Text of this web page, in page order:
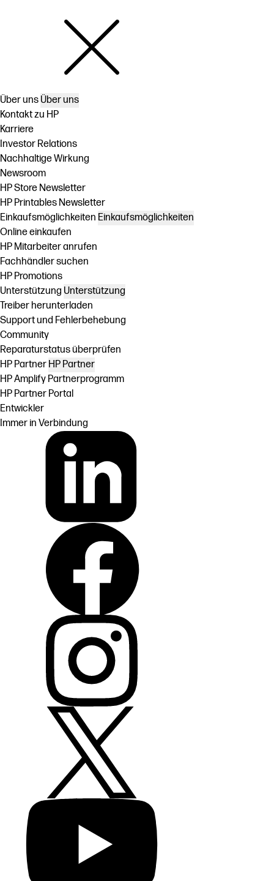
Über uns Über uns
Kontakt zu HP
Karriere
Investor Relations
Nachhaltige Wirkung
Newsroom
HP Store Newsletter
HP Printables Newsletter
Einkaufsmöglichkeiten Einkaufsmöglichkeiten
Online einkaufen
HP Mitarbeiter anrufen
Fachhändler suchen
HP Promotions
Unterstützung Unterstützung
Treiber herunterladen
Support und Fehlerbehebung
Community
Reparaturstatus überprüfen
HP Partner HP Partner
HP Amplify Partnerprogramm
HP Partner Portal
Entwickler
Immer in Verbindung